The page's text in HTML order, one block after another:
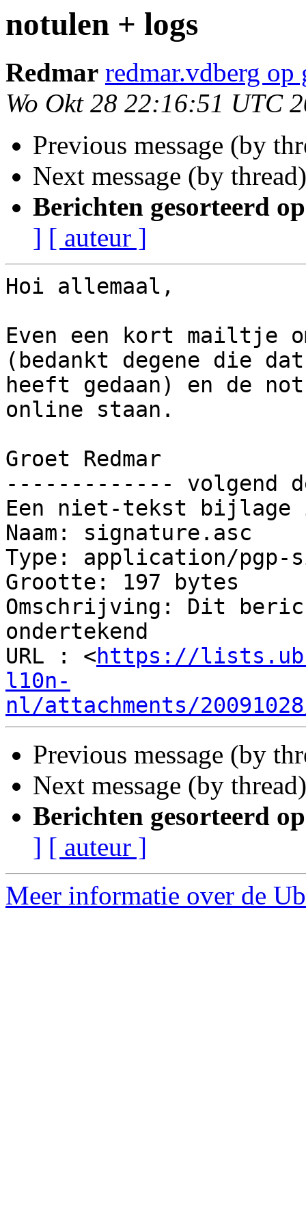
notulen + logs
Redmar redmar.vdberg op
Wo Okt 28 22:16:51 UTC
Previous message (by
Next message (by
Berichten gesorteerd
] [ auteur ]
Hoi allemaal,
Even een kort mailtje
(bedankt degene die dat
heeft gedaan) en de
online staan.
Groet Redmar
------------- volgend
Een niet-tekst
Naam: signature.asc
Type: application/pgp-
Grootte: 197 bytes
Omschrijving: Dit
ondertekend
URL : <https://
l10n-
nl/attachments/
Previous message (by
Next message (by
Berichten gesorteerd
] [ auteur ]
Meer informatie over de